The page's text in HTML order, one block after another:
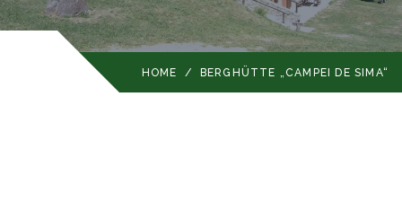
HOME / BERGHÜTTE „CAMPEI DE SIMA“